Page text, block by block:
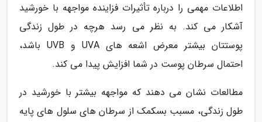
اطلاعات مهمی را درباره تأثیرات فزاینده مواجهه با خورشید
آشکار می کند. به نظر می رسد هرچه در طول زندگی
پوستتان بیشتر معرض اشعه های UVA و UVB باشد،
احتمال سرطان پوست در شما افزایش پیدا می کند.
مطالعات نشان می دهند که مواجهه بیشتر با خورشید در
طول زندگی، مسبب بسکمک از سرطان های سلول های پایه